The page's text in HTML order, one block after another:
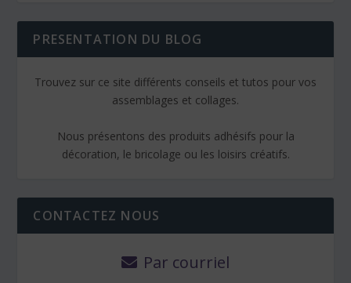
PRESENTATION DU BLOG
Trouvez sur ce site différents conseils et tutos pour vos
assemblages et collages.
Nous présentons des produits adhésifs pour la
décoration, le bricolage ou les loisirs créatifs.
CONTACTEZ NOUS
Par courriel